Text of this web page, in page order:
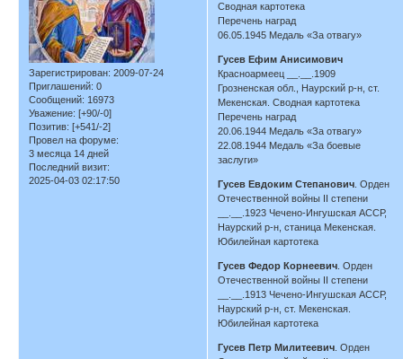
Зарегистрирован: 2009-07-24
Приглашений: 0
Сообщений: 16973
Уважение: [+90/-0]
Позитив: [+541/-2]
Провел на форуме:
3 месяца 14 дней
Последний визит:
2025-04-03 02:17:50
Сводная картотека
Перечень наград
06.05.1945 Медаль «За отвагу»
Гусев Ефим Анисимович
Красноармеец __.__.1909
Грозненская обл., Наурский р-н, ст.
Мекенская. Сводная картотека
Перечень наград
20.06.1944 Медаль «За отвагу»
22.08.1944 Медаль «За боевые
заслуги»
Гусев Евдоким Степанович . Орден
Отечественной войны II степени
__.__.1923 Чечено-Ингушская АССР,
Наурский р-н, станица Мекенская.
Юбилейная картотека
Гусев Федор Корнеевич . Орден
Отечественной войны II степени
__.__.1913 Чечено-Ингушская АССР,
Наурский р-н, ст. Мекенская.
Юбилейная картотека
Гусев Петр Милитеевич . Орден